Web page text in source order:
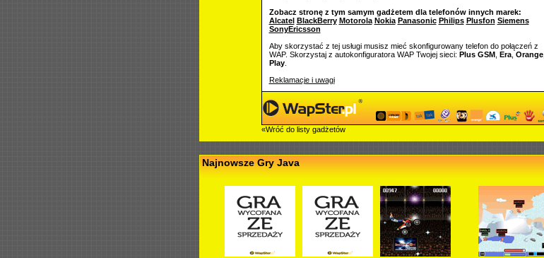
Zobacz stronę z tym samym gadżetem dla telefonów innych marek:
Alcatel BlackBerry Motorola Nokia Panasonic Philips Plusfon Siemens
SonyEricsson
Aby skorzystać z tej usługi musisz mieć skonfigurowany telefon do połączeń z
WAP. Skorzystaj z autokonfiguratora WAP Twojej sieci: Plus GSM, Era, Orange,
Play.
Reklamacje i uwagi
«Wróć do listy gadżetów
Najnowsze Gry Java